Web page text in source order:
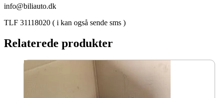
info@biliauto.dk
TLF 31118020 ( i kan også sende sms )
Relaterede produkter